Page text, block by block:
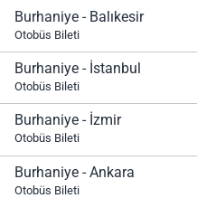
Burhaniye - Balıkesir
Otobüs Bileti
Burhaniye - İstanbul
Otobüs Bileti
Burhaniye - İzmir
Otobüs Bileti
Burhaniye - Ankara
Otobüs Bileti